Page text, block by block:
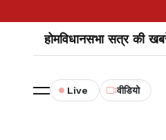
होमविधानसभा सत्र की
Live वीडियो